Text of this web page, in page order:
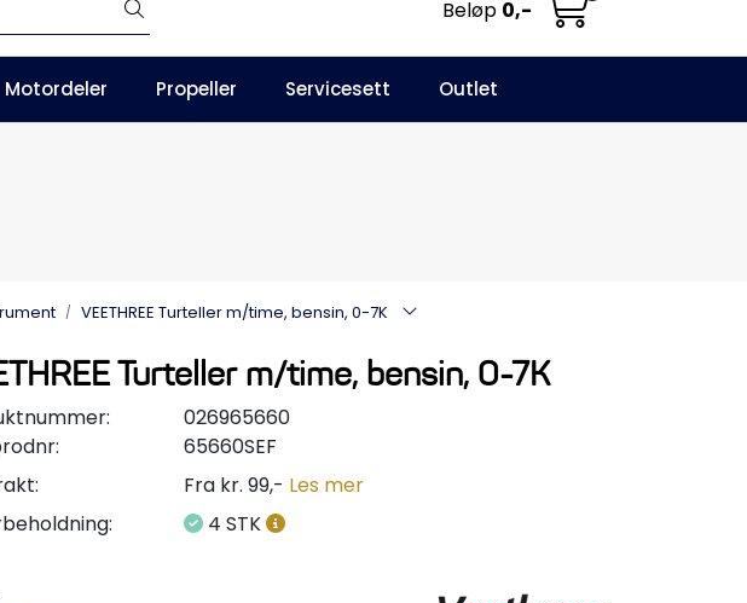
NO Infosenter Favoritter
Beløp 0,-
Motordeler Propeller Servicesett Outlet
VEETHREE Turteller m/time, bensin, 0-7K
Turteller m/time, bensin, 0-7K
026965660
65660SEF
Fra kr. 99,- Les mer
4 STK